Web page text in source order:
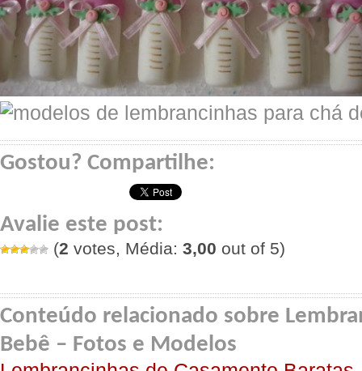
Gostou? Compartilhe:
Avalie este post:
(2 votes, Média: 3,00 out of 5)
Conteúdo relacionado sobre
Bebê – Fotos e Modelos